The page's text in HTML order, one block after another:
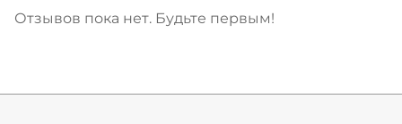
Отзывов пока нет. Будьте первым!